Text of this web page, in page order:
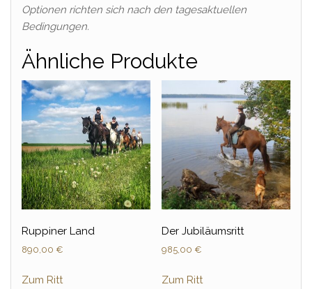
Optionen richten sich nach den tagesaktuellen
Bedingungen.
Ähnliche Produkte
Ruppiner Land
890,00 €
Zum Ritt
Der Jubiläumsritt
985,00 €
Zum Ritt